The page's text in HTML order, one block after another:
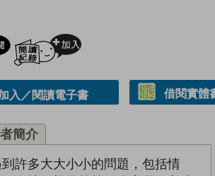
試閲
入／閱讀電子書 借閱實體
簡介
許多大大小小的問題，包括情